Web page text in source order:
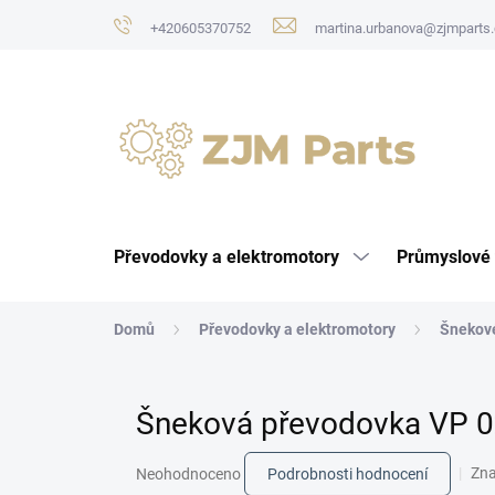
+420605370752
Převodovky a elektromotory
Domů Převodovky a elektromotory
Šneková převodovka VP
hodnocení
Neohodnoceno Podrobnosti hodnocení